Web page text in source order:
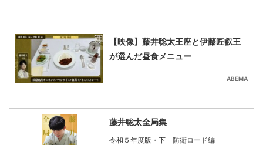
【映像】藤井聡太王座と伊藤匠叡王
が選んだ昼食メニュー
ABEMA
藤井聡太全局集
令和５年度版・下 防衛ロード編